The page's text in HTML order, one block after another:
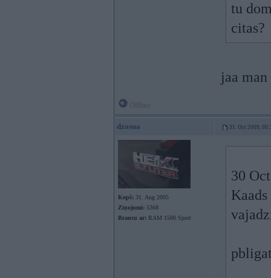
tu
citas?
jaa man
dzosua 31. Oct 2009,
Kopš: 31. Aug 2005
Ziņojumi: 5368
Braucu ar: RAM 1500 Sport
30